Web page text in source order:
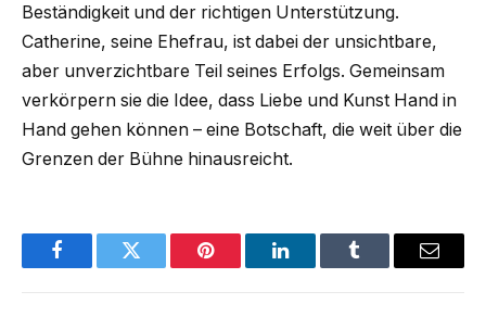
Beständigkeit und der richtigen Unterstützung.
Catherine, seine Ehefrau, ist dabei der unsichtbare,
aber unverzichtbare Teil seines Erfolgs. Gemeinsam
verkörpern sie die Idee, dass Liebe und Kunst Hand in
Hand gehen können – eine Botschaft, die weit über die
Grenzen der Bühne hinausreicht.
FacebookTwitter Pinterest LinkedInTumblr Email